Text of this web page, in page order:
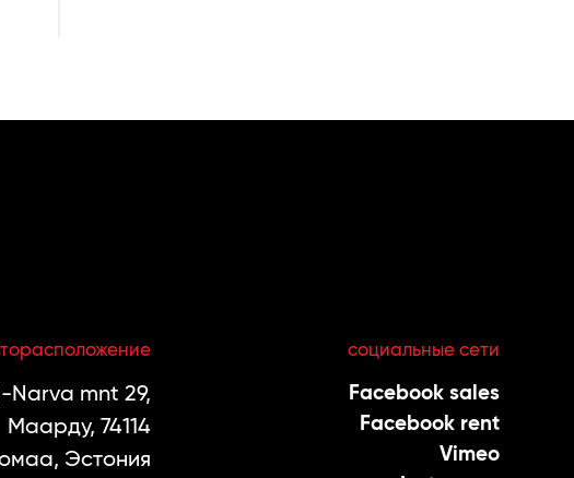
Narva mnt 29,
Маарду, 74114
Эстония
социальные сети
Facebook sales
Facebook rent
Vimeo